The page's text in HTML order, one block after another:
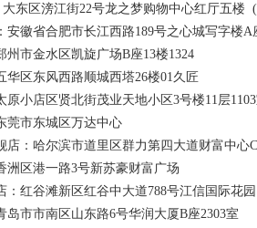
区滂江街22号龙之梦购物中心红厅五楼 (
徽省合肥市长江西路189号之心城写字楼A
市金水区凯旋广场B座13楼1324
区东风西路顺城西塔26楼01久匠
小店区贤北街茂业天地小区3号楼11层
市东城区万达中心
：哈尔滨市道里区群力第四大道财富中心
区港一路3号新苏豪财富广场
谷滩新区红谷中大道788号江信国际花园
市市南区山东路6号华润大厦B座2303室